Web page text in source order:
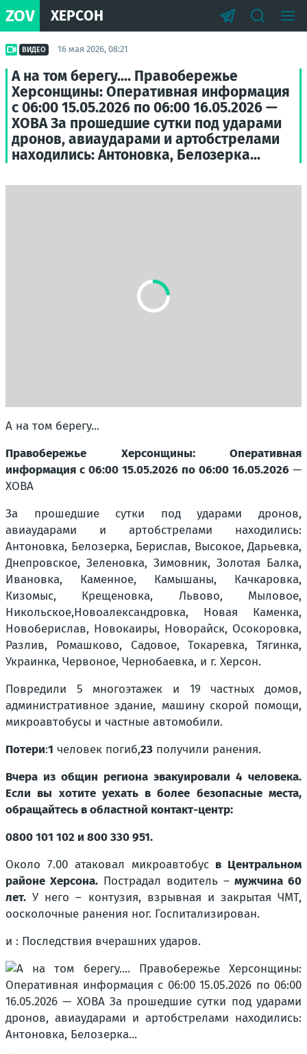
ZOV ХЕРСОН
ВИДЕО 16 мая 2026, 08:21
А на том берегу.... Правобережье
Херсонщины: Оперативная информация
с 06:00 15.05.2026 по 06:00 16.05.2026 —
ХОВА За прошедшие сутки под ударами
дронов, авиаударами и артобстрелами
находились: Антоновка, Белозерка...
А на том берегу...
Правобережье Херсонщины: Оперативная
информация с 06:00 15.05.2026 по 06:00 16.05.2026 —
ХОВА
За прошедшие сутки под ударами дронов,
авиаударами и артобстрелами находились:
Антоновка, Белозерка, Берислав, Высокое, Дарьевка,
Днепровское, Зеленовка, Зимовник, Золотая Балка,
Ивановка, Каменное, Камышаны, Качкаровка,
Кизомыс, Крещеновка, Львово, Мыловое,
Никольское,Новоалександровка, Новая Каменка,
Новоберислав, Новокаиры, Новорайск, Осокоровка,
Разлив, Ромашково, Садовое, Токаревка, Тягинка,
Украинка, Червоное, Чернобаевка, и г. Херсон.
Повредили 5 многоэтажек и 19 частных домов,
административное здание, машину скорой помощи,
микроавтобусы и частные автомобили.
Потери:1 человек погиб,23 получили ранения.
Вчера из общин региона эвакуировали 4 человека.
Если вы хотите уехать в более безопасные места,
обращайтесь в областной контакт-центр:
0800 101 102 и 800 330 951.
Около 7.00 атаковал микроавтобус в Центральном
районе Херсона. Пострадал водитель – мужчина 60
лет. У него – контузия, взрывная и закрытая ЧМТ,
оосколочные ранения ног. Госпитализирован.
и : Последствия вчерашних ударов.